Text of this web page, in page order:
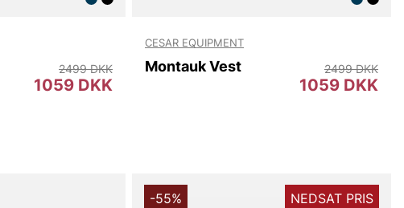
1059 DKK
2499 DKK
CESAR EQUIPMENT
Montauk Vest
1059 DKK
2499 DKK
-55% NEDSAT PRIS